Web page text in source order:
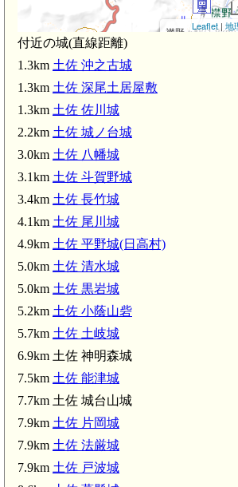
襟野々駅(1.8km)
斗賀野駅(3.4km)
斗賀野城(3.1km)
Leaflet | 地
付近の城(直線距離)
1.3km 土佐 沖之古城
1.3km 土佐 深尾土居屋敷
1.3km 土佐 佐川城
2.2km 土佐 城ノ台城
3.0km 土佐 八幡城
3.1km 土佐 斗賀野城
3.4km 土佐 長竹城
4.1km 土佐 尾川城
4.9km 土佐 平野城(日高村)
5.0km 土佐 清水城
5.0km 土佐 黒岩城
5.2km 土佐 小蔭山砦
5.7km 土佐 土岐城
6.9km 土佐 神明森城
7.5km 土佐 能津城
7.7km 土佐 城台山城
7.9km 土佐 片岡城
7.9km 土佐 法厳城
7.9km 土佐 戸波城